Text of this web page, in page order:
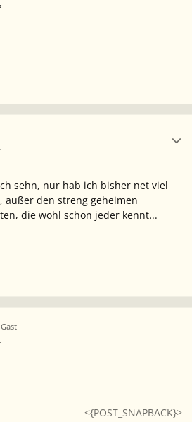
sehn, nur hab ich bisher net viel
den streng geheimen
die wohl schon jeder kennt...
Gast
<{POST_SNAPBACK}>